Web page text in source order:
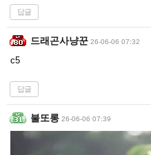
답글
드래곤사냥꾼 26-06-06 07:32
c5
답글
불또롱 26-06-06 07:39